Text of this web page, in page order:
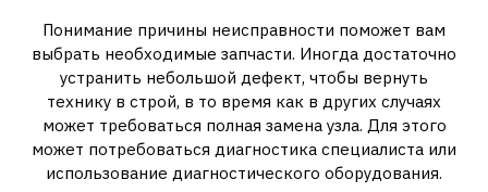
Понимание причины неисправности поможет вам
выбрать необходимые запчасти. Иногда достаточно
устранить небольшой дефект, чтобы вернуть
технику в строй, в то время как в других случаях
может требоваться полная замена узла. Для этого
может потребоваться диагностика специалиста или
использование диагностического оборудования.